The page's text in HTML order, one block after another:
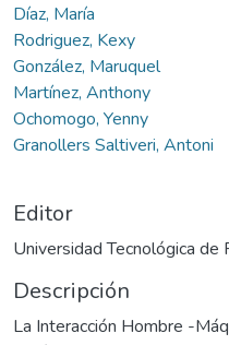
Díaz, María
Rodriguez, Kexy
González, Maruquel
Martínez, Anthony
Ochomogo, Yenny
Granollers Saltiveri, Antoni
Editor
Universidad Tecnológica de
Descripción
La Interacción Hombre -